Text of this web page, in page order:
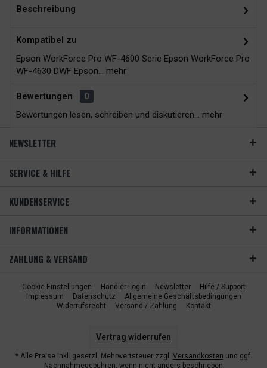
Beschreibung
Kompatibel zu
Epson WorkForce Pro WF-4600 Serie Epson WorkForce Pro
WF-4630 DWF Epson... mehr
Bewertungen
0
Bewertungen lesen, schreiben und diskutieren... mehr
NEWSLETTER
SERVICE & HILFE
KUNDENSERVICE
INFORMATIONEN
ZAHLUNG & VERSAND
Cookie-Einstellungen Händler-Login Newsletter
Hilfe / Support
Impressum
Datenschutz
Allgemeine Geschäftsbedingungen
Widerrufsrecht
Versand / Zahlung Kontakt
Vertrag widerrufen
* Alle Preise inkl. gesetzl. Mehrwertsteuer zzgl. Versandkosten und ggf.
Nachnahmegebühren, wenn nicht anders beschrieben